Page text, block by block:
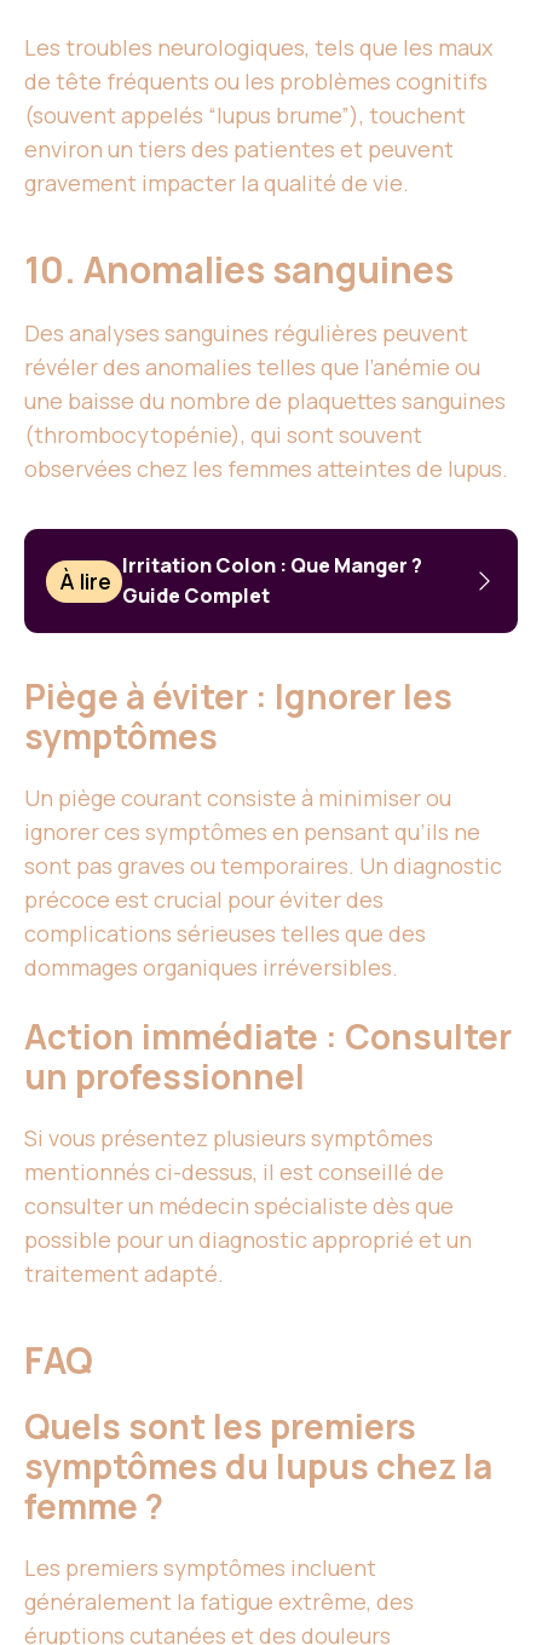
Les troubles neurologiques, tels que les maux
de tête fréquents ou les problèmes cognitifs
(souvent appelés “lupus brume”), touchent
environ un tiers des patientes et peuvent
gravement impacter la qualité de vie.
10. Anomalies sanguines
Des analyses sanguines régulières peuvent
révéler des anomalies telles que l’anémie ou
une baisse du nombre de plaquettes sanguines
(thrombocytopénie), qui sont souvent
observées chez les femmes atteintes de lupus.
À lire
Irritation Colon : Que Manger ?
Guide Complet
Piège à éviter : Ignorer les
symptômes
Un piège courant consiste à minimiser ou
ignorer ces symptômes en pensant qu’ils ne
sont pas graves ou temporaires. Un diagnostic
précoce est crucial pour éviter des
complications sérieuses telles que des
dommages organiques irréversibles.
Action immédiate : Consulter
un professionnel
Si vous présentez plusieurs symptômes
mentionnés ci-dessus, il est conseillé de
consulter un médecin spécialiste dès que
possible pour un diagnostic approprié et un
traitement adapté.
FAQ
Quels sont les premiers
symptômes du lupus chez la
femme ?
Les premiers symptômes incluent
généralement la fatigue extrême, des
éruptions cutanées et des douleurs